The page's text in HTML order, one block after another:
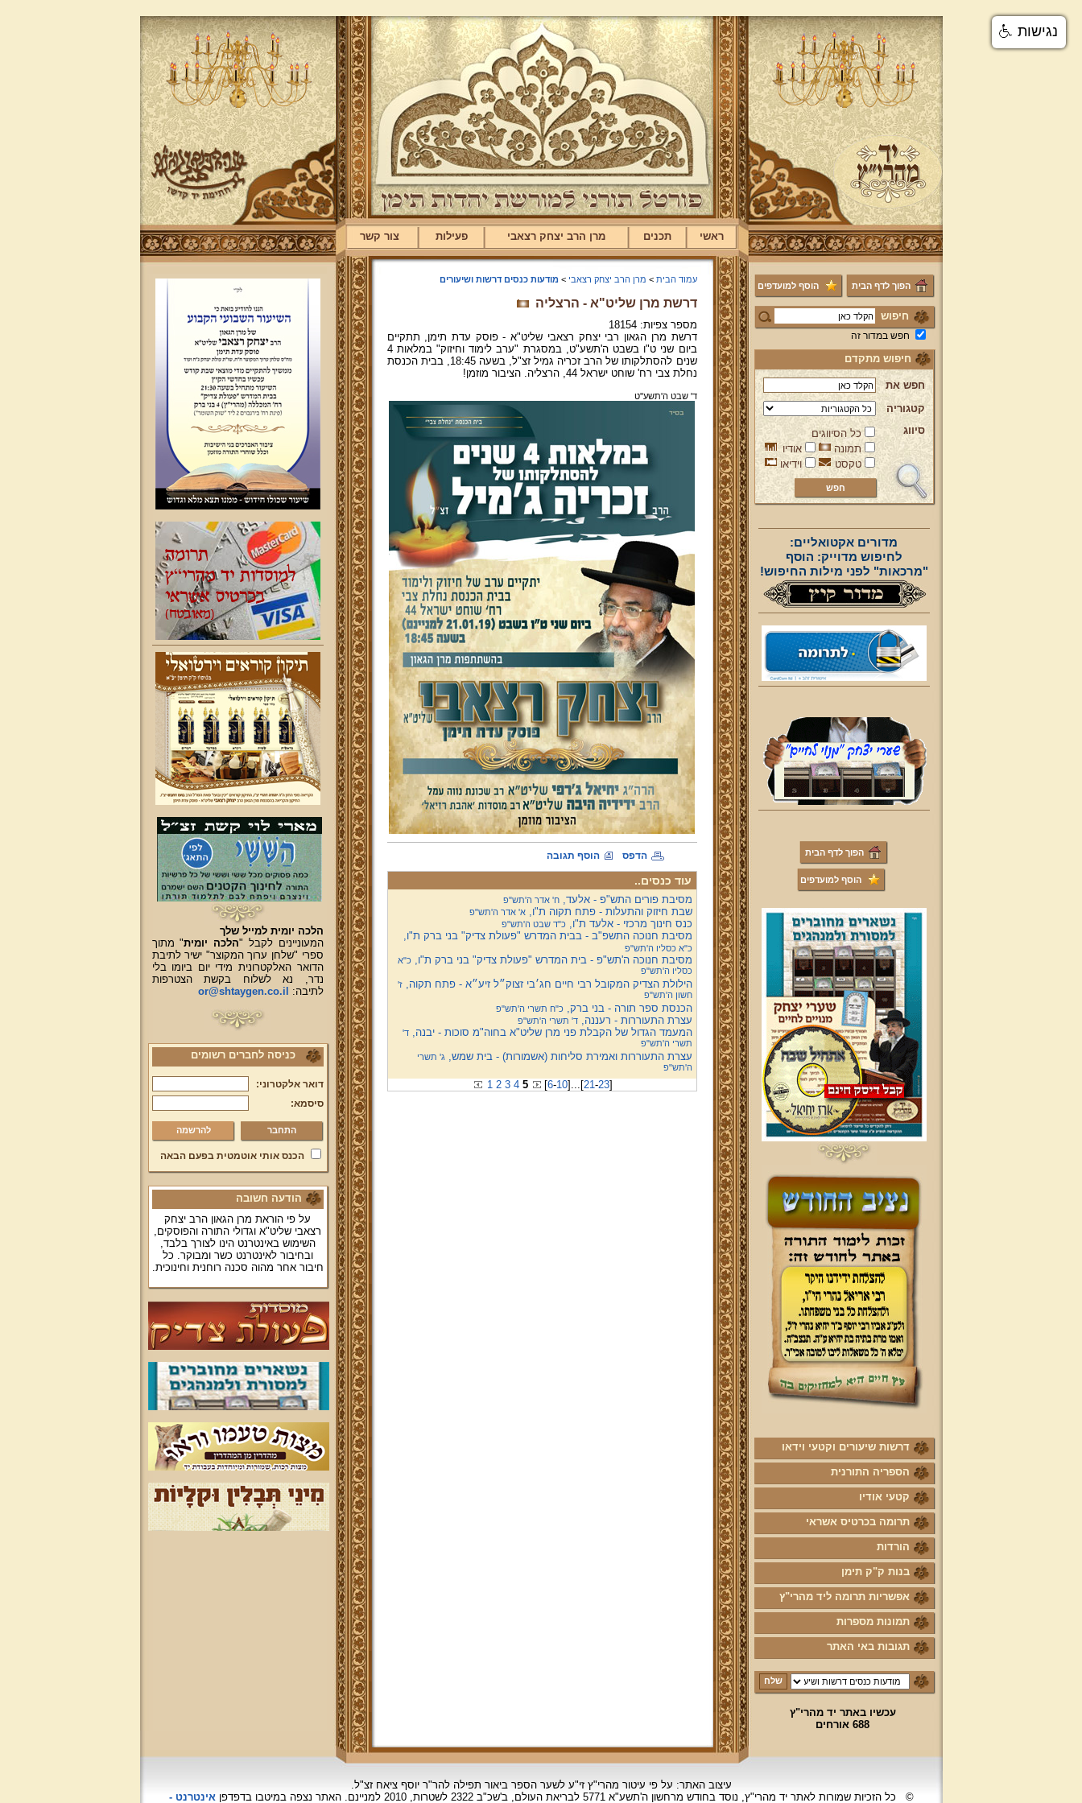
ראשי תכנים מרן הרב יצחק רצאבי פעילות צור קשר
הפוך לדף הבית הוסף למועדפים
חיפוש
חפש במדור זה
חיפוש מתקדם
חפש את
קטגוריה
סיווג
כל הסיווגים
תמונה
אודיו
טקסט
וידיאו
מדורים אקטואליים:
לחיפוש מדוייק: הוסף
"מרכאות" לפני מילות החיפוש!
הפוך לדף הבית
הוסף למועדפים
דרשות שיעורים וקטעי וידאו
הספריה התורנית
קטעי אודיו
תרומה בכרטיס אשראי
הורדות
בנות ק"ק תימן
אפשריות תרומה ליד מהרי"ץ
תמונות מספרות
תגובות באי האתר
עכשיו באתר יד מהרי"ץ
688 אורחים
עמוד הבית > מרן הרב יצחק רצאבי >מודעות כנסים דרשות ושיעורים
דרשת מרן שליט"א - הרצליה
מספר צפיות: 18154
דרשת מרן הגאון רבי יצחק רצאבי שליט"א - פוסק עדת תימן, תתקיים
ביום שני ט"ו בשבט ה'תשע"ט, במסגרת "ערב לימוד וחיזוק" במלאות 4
שנים להסתלקותו של הרב זכריה גמיל זצ"ל, בשעה 18:45, בבית הכנסת
נחלת צבי רח' שוחט ישראל 44, הרצליה. הציבור מוזמן!
ד' שבט ה'תשע''ט
הדפס הוסף תגובה
עוד כנסים..
מסיבת פורים התש"פ - אלעד,ח' אדר ה'תש"פ
שבת חיזוק והתעלות - פתח תקוה ת"ו,א' אדר ה'תש"פ
כנס חינוך מרכזי - אלעד ת"ו,כ"ד שבט ה'תש"פ
מסיבת חנוכה התשפ"ב - בבית המדרש "פעולת צדיק" בני ברק ת"ו,
כ"א כסליו ה'תש"פ
מסיבת חנוכה ה'תש"פ - בית המדרש "פעולת צדיק" בני ברק ת"ו,כ"א
כסליו ה'תש"פ
הילולת הצדיק המקובל רבי חיים חג׳בי זצוק״ל זיע״א - פתח תקוה,ז'
חשון ה'תש"פ
הכנסת ספר תורה - בני ברק,כ"ח תשרי ה'תש"פ
עצרת התעוררות - רעננה,ד' תשרי ה'תש"פ
המעמד הגדול של הקבלת פני מרן שליט"א בחוה"מ סוכות - יבנה,ד'
תשרי ה'תש"פ
עצרת התעוררות ואמירת סליחות (אשמורות) - בית שמש,ג' תשרי
ה'תש"פ
1 2 3 4 5 [6-10] ... [21-23]
הלכה יומית למייל שלך
המעוניינים לקבל "הלכה יומית" מתוך
ספרי "שלחן ערוך המקוצר" ישיר לתיבת
הדואר האלקטרונית מידי יום ביומו בלי
נדר, נא לשלוח בקשת הצטרפות
לתיבה:
or@shtaygen.co.il
כניסה לחברים רשומים
דואר אלקטרוני:
סיסמא:
להרשמה
הכנס אותי אוטמטית בפעם הבאה
הודעה חשובה
על פי הוראת מרן הגאון הרב יצחק
רצאבי שליט"א וגדולי התורה והפוסקים,
השימוש באינטרנט הינו לצורך בלבד,
ובחיבור לאינטרנט כשר ומבוקר. כל
חיבור אחר מהוה סכנה רוחנית וחינוכית.
עיצוב האתר: על פי עיטור מהרי"ץ זי"ע לשער הספר ביאור תפילה להר"ר יוסף ציאח זצ"ל.
©
כל הזכיות שמורות לאתר יד מהרי"ץ, נוסד בחודש מרחשוןה'תשע"א 5771 לבריאת העולם, ב'שכ"ב 2322 לשטרות, 2010 למניינם. האתר נצפהבמיטבו בדפדפןאינטרנט -
נגישות